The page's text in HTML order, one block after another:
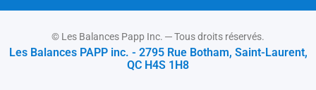
© Les Balances Papp Inc. ─ Tous droits réservés.
Les Balances PAPP inc. - 2795 Rue Botham, Saint-Laurent,
QC H4S 1H8